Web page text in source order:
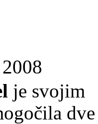
je svojim
dve